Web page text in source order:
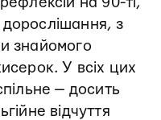
дорослішання, з
знайомого
У всіх цих
— досить
відчуття